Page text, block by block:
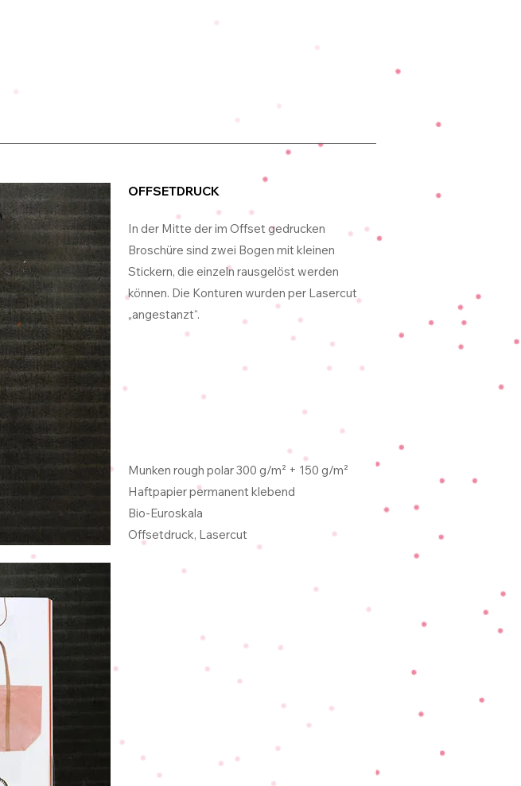
OFFSETDRUCK
In der Mitte der im Offset gedrucken
Broschüre sind zwei Bogen mit kleinen
Stickern, die einzeln rausgelöst werden
können. Die Konturen wurden per Lasercut
„angestanzt“.
Munken rough polar 300 g/m² + 150 g/m²
Haftpapier permanent klebend
Bio-Euroskala
Offsetdruck, Lasercut